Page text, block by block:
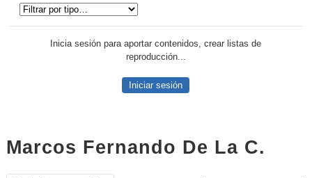
Inicia sesión para aportar contenidos, crear listas de
reproducción...
Iniciar sesión
Marcos Fernando De La C.